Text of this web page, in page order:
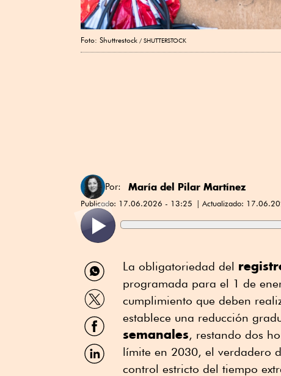
Foto: Shuttrestock SHUTTERSTOCK
Por: María del Pilar Martínez
Publicado: 17.06.2026 - 13:25 Actualizado:
Compartir
por
WhatsApp
Compartir
por
Twitter
Compartir
por
Facebook
Compartir
por
La obligatoriedad del
programada para el 1 de
cumplimiento que deben
establece una reducción
semanales, restando dos
límite en 2030, el verdadero
control estricto del tiempo